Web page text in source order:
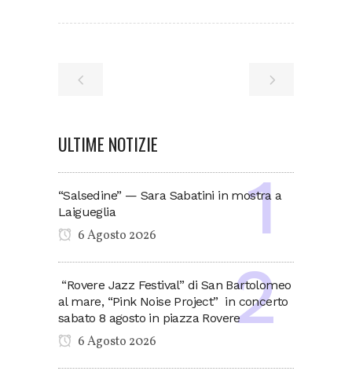
ULTIME NOTIZIE
“Salsedine” — Sara Sabatini in mostra a
Laigueglia
6 Agosto 2026
“Rovere Jazz Festival” di San Bartolomeo
al mare, “Pink Noise Project” in concerto
sabato 8 agosto in piazza Rovere
6 Agosto 2026